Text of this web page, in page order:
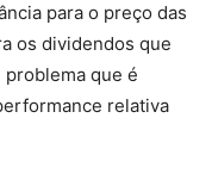
para o preço das
os dividendos que
que é
relativa